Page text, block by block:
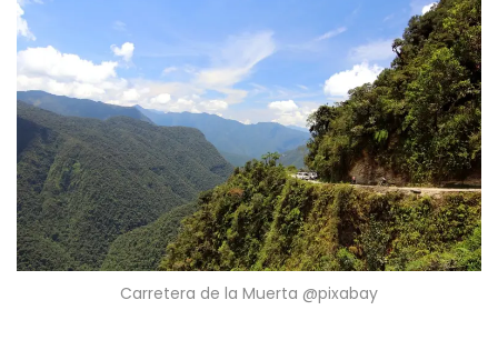
Carretera de la Muerta @pixabay